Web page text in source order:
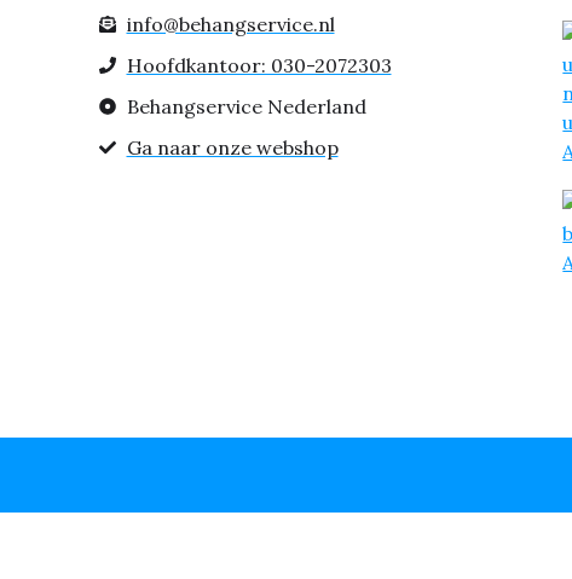
info@behangservice.nl
Hoofdkantoor: 030-2072303
Behangservice Nederland
Ga naar onze webshop